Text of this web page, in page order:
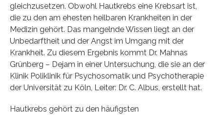
gleichzusetzen. Obwohl Hautkrebs eine Krebsart ist,
die zu den am ehesten heilbaren Krankheiten in der
Medizin gehört. Das mangelnde Wissen liegt an der
Unbedarftheit und der Angst im Umgang mit der
Krankheit. Zu diesem Ergebnis kommt Dr. Mahnas
Grünberg – Dejam in einer Untersuchung, die sie an der
Klinik Poliklinik für Psychosomatik und Psychotherapie
der Universität zu Köln, Leiter: Dr. C. Albus, erstellt hat.
Hautkrebs gehört zu den häufigsten